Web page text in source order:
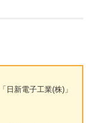
新電子工業(株)」